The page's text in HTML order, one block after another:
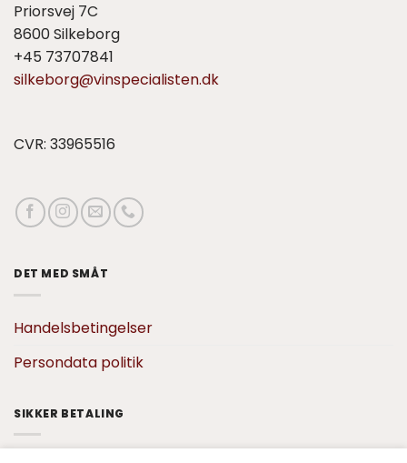
Priorsvej 7C
8600 Silkeborg
+45 73707841
silkeborg@vinspecialisten.dk
CVR: 33965516
DET MED SMÅT
Handelsbetingelser
Persondata politik
SIKKER BETALING